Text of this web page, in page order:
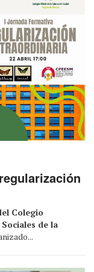
Colegio
de la